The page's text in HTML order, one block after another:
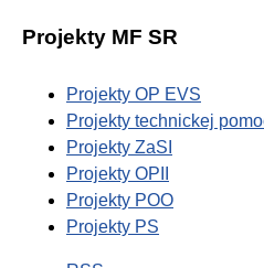
Projekty MF SR
Projekty OP EVS
Projekty technickej
Projekty ZaSI
Projekty OPII
Projekty POO
Projekty PS